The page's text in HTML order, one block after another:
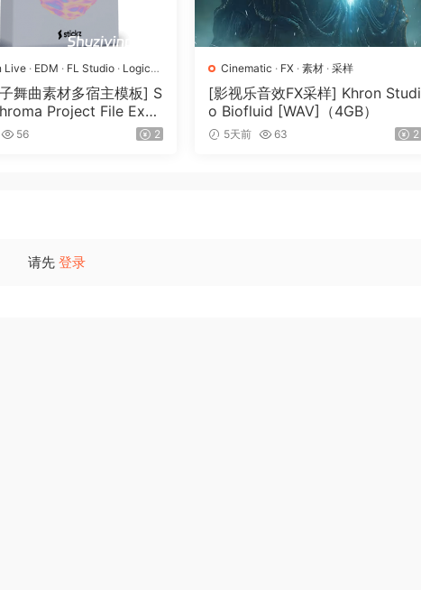
sound effects toolkit for professionals who need impact
and exaggerating layer.
punctuate and emphasize without overwhelming the scene.
– you’re shaping the emotional core of a story. With
Live· EDM · FL Studio· Logic
·工程 ·素材· 采样
舞曲素材多宿主模板] S
Project File Expa
）
56 2
Cinematic · FX ·素材 ·采样
[影视乐音效FX采样] Khron Studi
o Biofluid [WAV]（4GB）
5天前 63 2
请先 登录